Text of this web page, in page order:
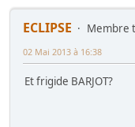
ECLIPSE
Membre
02 Mai 2013 à 16:38
Et frigide BARJOT?